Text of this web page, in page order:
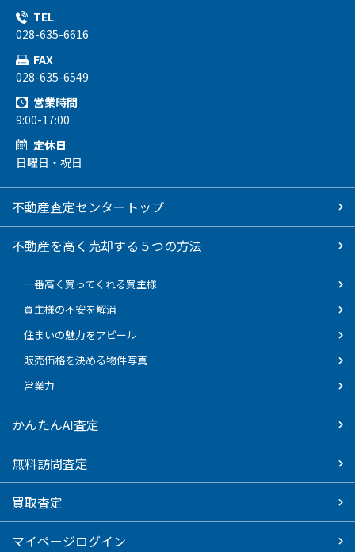
TEL
028-635-6616
FAX
028-635-6549
営業時間
9:00-17:00
定休日
日曜日・祝日
不動産査定センタートップ
不動産を高く売却する５つの方法
一番高く買ってくれる買主様
買主様の不安を解消
住まいの魅力をアピール
販売価格を決める物件写真
営業力
かんたんAI査定
無料訪問査定
買取査定
マイページログイン